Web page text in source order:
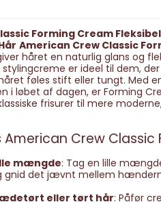
Forming Cream
American Crew Classic
håret en naturlig glans og
er ideel til dem,
føles stift eller tungt. Med
i løbet af dagen, er Forming
frisurer til mere
Crew Classic
mængde: Tag en lille
gnid det jævnt mellem
eller tørt hår: Påfør